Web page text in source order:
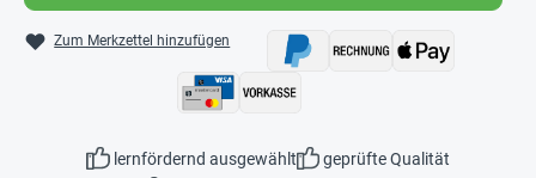
Zum Merkzettel hinzufügen
lernfördernd ausgewählt
geprüfte Qualität